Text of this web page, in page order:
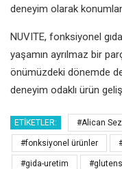
deneyim olarak
NUVITE, fonksiyonel
yaşamın ayrılmaz bir
önümüzdeki dönemde de
deneyim odaklı ürün
ETIKETLER: #Alican
#fonksiyonel ürünler
#gida-uretim